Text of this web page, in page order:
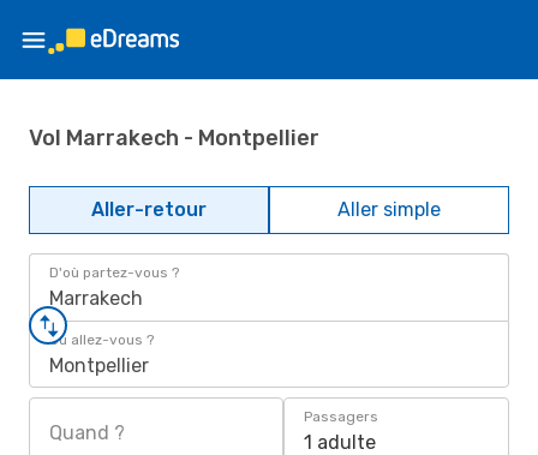
Vol Marrakech - Montpellier
Aller-retour Aller simple
D'où partez-vous ?
Marrakech
Où allez-vous ?
Montpellier
Quand ?
Passagers
1 adulte